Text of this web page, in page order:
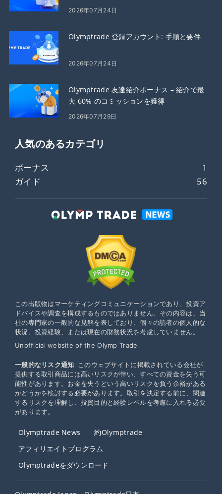
2026年07月24日
Olymptrade 登録アカウント: 手順と要件
2026年07月24日
Olymptrade 友達紹介ボーナス – 紹介で最
大 60% のコミッションを獲得
2026年07月29日
人気のあるカテゴリ
ボーナス
1
ガイド
56
この出版物はマーケティングコミュニケーションであり、投資ア
ドバイスや調査を構成するものではありません。その内容は、当
社の専門家の一般的な見解を表しており、個々の読者の個人的な
状況、投資経験、または現在の財務状況を考慮していません。
Unofficial website of the Olymp Trade
一般的なリスク通知: このウェブサイトに掲載されている会社が
提供する取引商品には高いリスクが伴い、すべての資金を失う可
能性があります。お金を失うという高いリスクを負う余裕がある
かどうかを検討する必要があります。取引を決定する前に、関連
するリスクを理解し、投資目的と経験レベルを考慮に入れる必要
があります。
Olymptrade News
約Olymptrade
アフィリエイトプログラム
Olymptradeをダウンロード